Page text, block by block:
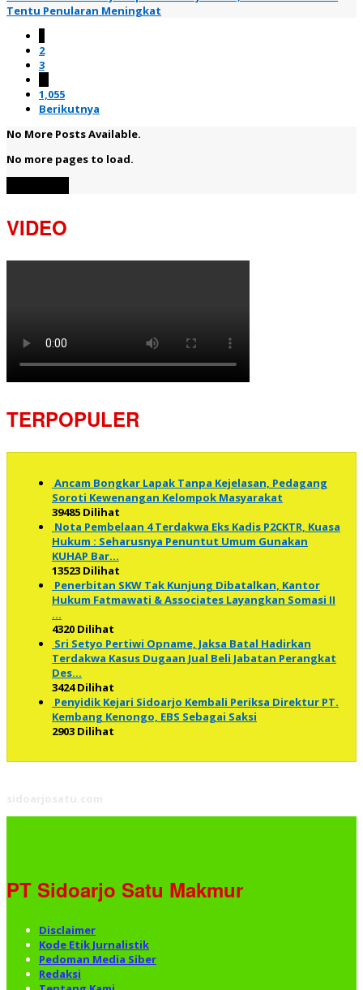
Tentu Penularan Meningkat
2
3
1,055
Berikutnya
No More Posts Available.
No more pages to load.
VIDEO
TERPOPULER
Ancam Bongkar Lapak Tanpa Kejelasan, Pedagang
Soroti Kewenangan Kelompok Masyarakat
39485 Dilihat
Nota Pembelaan 4 Terdakwa Eks Kadis P2CKTR, Kuasa
Hukum : Seharusnya Penuntut Umum Gunakan
KUHAP Bar…
13523 Dilihat
Penerbitan SKW Tak Kunjung Dibatalkan, Kantor
Hukum Fatmawati & Associates Layangkan Somasi II
…
4320 Dilihat
Sri Setyo Pertiwi Opname, Jaksa Batal Hadirkan
Terdakwa Kasus Dugaan Jual Beli Jabatan Perangkat
Des…
3424 Dilihat
Penyidik Kejari Sidoarjo Kembali Periksa Direktur PT.
Kembang Kenongo, EBS Sebagai Saksi
2903 Dilihat
PT Sidoarjo Satu Makmur
Disclaimer
Kode Etik Jurnalistik
Pedoman Media Siber
Redaksi